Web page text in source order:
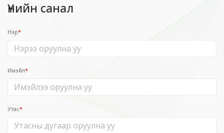
Үнийн санал
Нэр*
Имэйл*
Утас*